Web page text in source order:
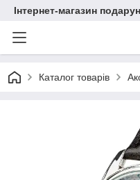
Інтернет-магазин
Каталог товарів